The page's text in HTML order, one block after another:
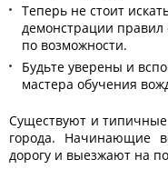
Теперь не стоит
демонстрации
по возможности.
Будьте уверены и
мастера обучения
Существуют и
города. Начинающие
дорогу и выезжают на